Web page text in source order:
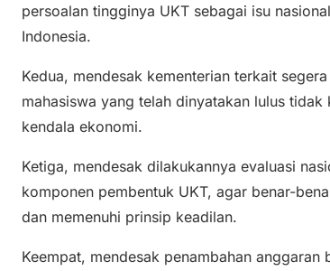
persoalan tingginya UKT sebagai isu
Indonesia.
Kedua, mendesak kementerian terkait
mahasiswa yang telah dinyatakan lulus
kendala ekonomi.
Ketiga, mendesak dilakukannya evaluasi
komponen pembentuk UKT, agar benar-
dan memenuhi prinsip keadilan.
Keempat, mendesak penambahan